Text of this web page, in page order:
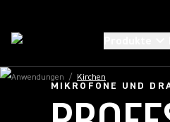
Anwendungen / Kirchen
MIKROFONE UND